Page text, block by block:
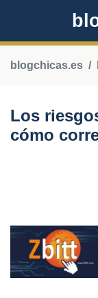
blogchicas.es
Los
cómo